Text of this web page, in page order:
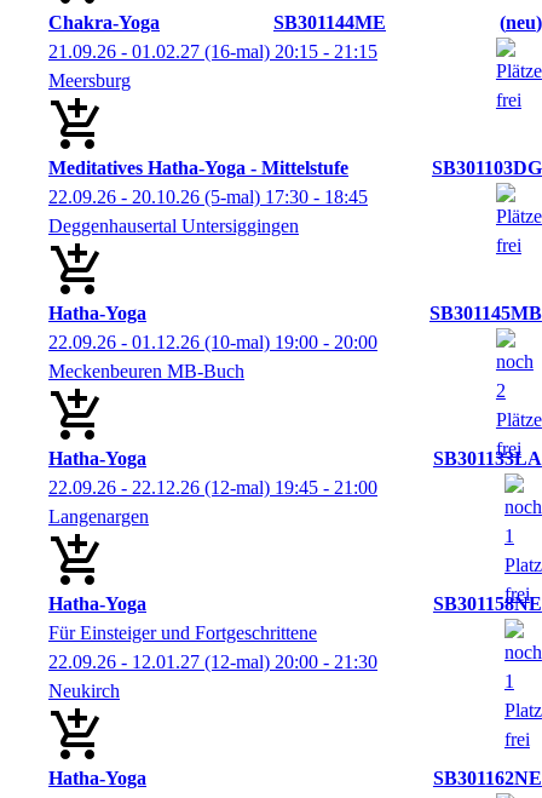
Chakra-Yoga SB301144ME
neu
21.09.26 - 01.02.27 (16-mal) 20:15 - 21:15
Meersburg
Meditatives Hatha-Yoga - Mittelstufe
SB301103DG
22.09.26 - 20.10.26 (5-mal) 17:30 - 18:45
Deggenhausertal Untersiggingen
Hatha-Yoga
SB301145MB
22.09.26 - 01.12.26 (10-mal) 19:00 - 20:00
Meckenbeuren MB-Buch
Hatha-Yoga
SB301133LA
22.09.26 - 22.12.26 (12-mal) 19:45 - 21:00
Langenargen
Hatha-Yoga
SB301158NE
Für Einsteiger und Fortgeschrittene
22.09.26 - 12.01.27 (12-mal) 20:00 - 21:30
Neukirch
Hatha-Yoga
SB301162NE